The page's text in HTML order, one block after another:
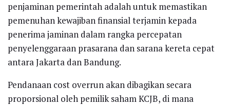
penjaminan pemerintah adalah untuk memastikan
pemenuhan kewajiban finansial terjamin kepada
penerima jaminan dalam rangka percepatan
penyelenggaraan prasarana dan sarana kereta cepat
antara Jakarta dan Bandung.
Pendanaan cost overrun akan dibagikan secara
proporsional oleh pemilik saham KCJB, di mana